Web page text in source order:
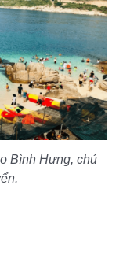
Bình Hưng, chủ